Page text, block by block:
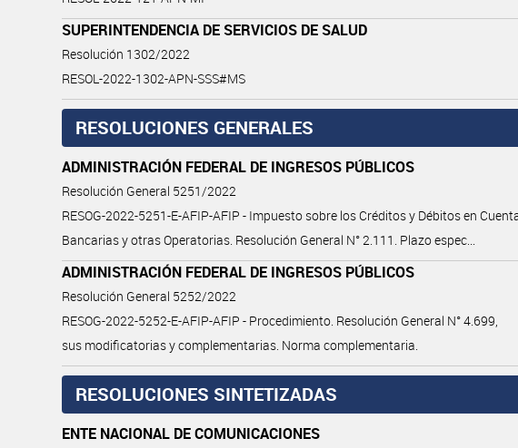
SUPERINTENDENCIA DE SERVICIOS DE SALUD
Resolución 1302/2022
RESOL-2022-1302-APN-SSS#MS
RESOLUCIONES GENERALES
ADMINISTRACIÓN FEDERAL DE INGRESOS PÚBLICOS
Resolución General 5251/2022
RESOG-2022-5251-E-AFIP-AFIP - Impuesto sobre los Créditos y Débitos en
Bancarias y otras Operatorias. Resolución General N° 2.111. Plazo espec...
ADMINISTRACIÓN FEDERAL DE INGRESOS PÚBLICOS
Resolución General 5252/2022
RESOG-2022-5252-E-AFIP-AFIP - Procedimiento. Resolución General N° 4.699,
sus modificatorias y complementarias. Norma complementaria.
RESOLUCIONES SINTETIZADAS
ENTE NACIONAL DE COMUNICACIONES